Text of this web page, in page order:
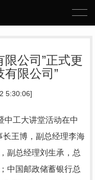
限公司”正式更
有限公司”
5:30:06]
中工大讲堂活动在中
长王博，副总经理李海
副总经理刘生承，总
中国邮政储蓄银行总